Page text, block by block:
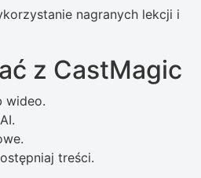
nagranych lekcji i
z CastMagic
wideo.
treści.